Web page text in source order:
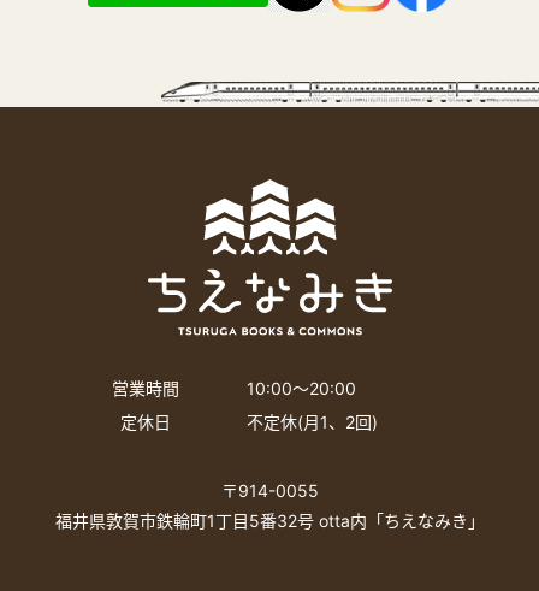
営業時間
10:00〜20:00
定休日
不定休(月1、2回)
〒914-0055
福井県敦賀市鉄輪町1丁目5番32号 otta内「ちえなみき」